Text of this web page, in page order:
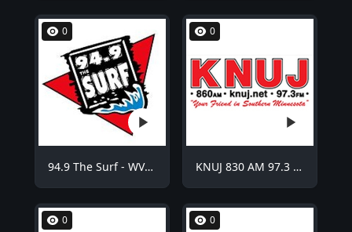
0
94.9 The Surf - WVCO
0
KNUJ 830 AM 97.3 FM - KNUJ
0 0